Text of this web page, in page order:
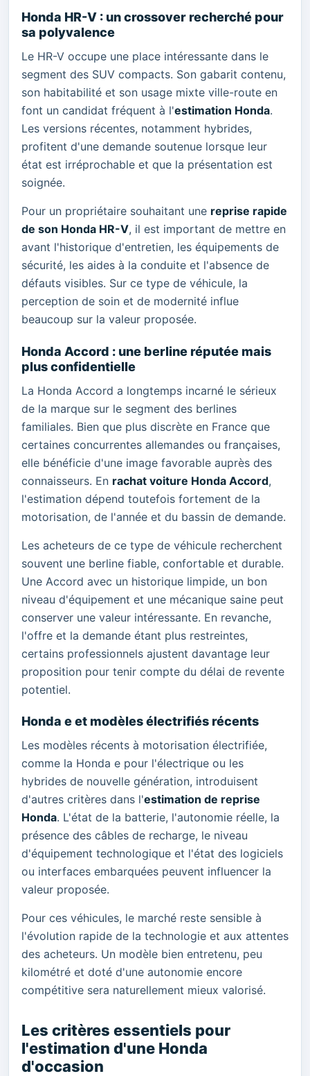
Honda HR-V : un crossover recherché pour
sa polyvalence
Le HR-V occupe une place intéressante dans le
segment des SUV compacts. Son gabarit contenu,
son habitabilité et son usage mixte ville-route en
font un candidat fréquent à l'estimation Honda.
Les versions récentes, notamment hybrides,
profitent d'une demande soutenue lorsque leur
état est irréprochable et que la présentation est
soignée.
Pour un propriétaire souhaitant une reprise rapide
de son Honda HR-V, il est important de mettre en
avant l'historique d'entretien, les équipements de
sécurité, les aides à la conduite et l'absence de
défauts visibles. Sur ce type de véhicule, la
perception de soin et de modernité influe
beaucoup sur la valeur proposée.
Honda Accord : une berline réputée mais
plus confidentielle
La Honda Accord a longtemps incarné le sérieux
de la marque sur le segment des berlines
familiales. Bien que plus discrète en France que
certaines concurrentes allemandes ou françaises,
elle bénéficie d'une image favorable auprès des
connaisseurs. En rachat voiture Honda Accord,
l'estimation dépend toutefois fortement de la
motorisation, de l'année et du bassin de demande.
Les acheteurs de ce type de véhicule recherchent
souvent une berline fiable, confortable et durable.
Une Accord avec un historique limpide, un bon
niveau d'équipement et une mécanique saine peut
conserver une valeur intéressante. En revanche,
l'offre et la demande étant plus restreintes,
certains professionnels ajustent davantage leur
proposition pour tenir compte du délai de revente
potentiel.
Honda e et modèles électrifiés récents
Les modèles récents à motorisation électrifiée,
comme la Honda e pour l'électrique ou les
hybrides de nouvelle génération, introduisent
d'autres critères dans l'estimation de reprise
Honda. L'état de la batterie, l'autonomie réelle, la
présence des câbles de recharge, le niveau
d'équipement technologique et l'état des logiciels
ou interfaces embarquées peuvent influencer la
valeur proposée.
Pour ces véhicules, le marché reste sensible à
l'évolution rapide de la technologie et aux attentes
des acheteurs. Un modèle bien entretenu, peu
kilométré et doté d'une autonomie encore
compétitive sera naturellement mieux valorisé.
Les critères essentiels pour
l'estimation d'une Honda
d'occasion